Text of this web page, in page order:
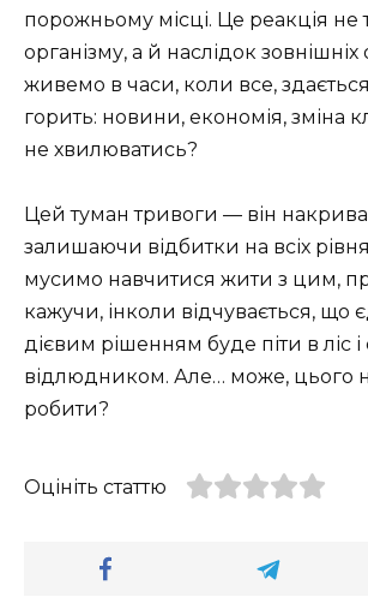
порожньому місці. Це реакція не
організму, а й наслідок
живемо в часи, коли все,
горить: новини, економія, зміна
не хвилюватись?
Цей туман тривоги — він
залишаючи відбитки на всіх
мусимо навчитися жити з цим,
кажучи, інколи відчувається, що
дієвим рішенням буде піти в ліс і
відлюдником. Але… може, цього
робити?
Оцініть статтю